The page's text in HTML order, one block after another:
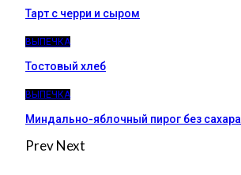
Тарт с черри и сыром
ВЫПЕЧКА
Тостовый хлеб
ВЫПЕЧКА
Миндально-яблочный пирог без сахара
PrevNext